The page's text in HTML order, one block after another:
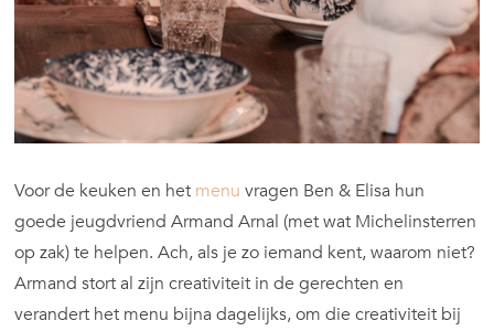
Voor de keuken en het menu vragen Ben & Elisa hun
goede jeugdvriend Armand Arnal (met wat Michelinsterren
op zak) te helpen. Ach, als je zo iemand kent, waarom niet?
Armand stort al zijn creativiteit in de gerechten en
verandert het menu bijna dagelijks, om die creativiteit bij